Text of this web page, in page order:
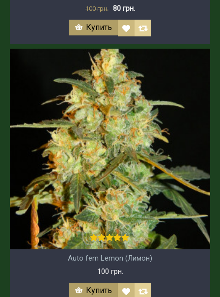
100 грн. 80 грн.
Купить
Auto fem Lemon (Лимон)
100 грн.
Купить